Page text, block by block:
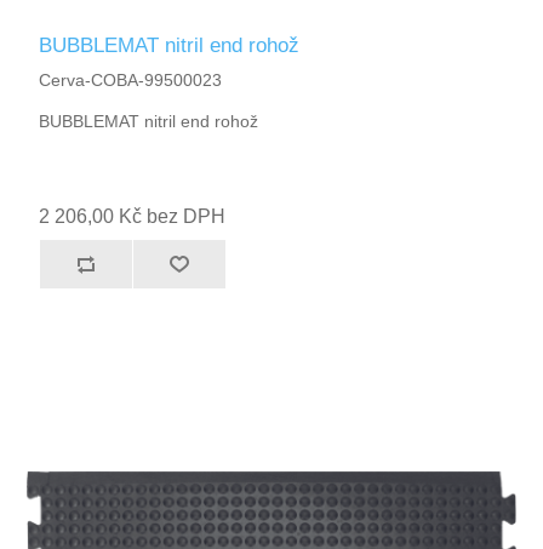
BUBBLEMAT nitril end rohož
Cerva-COBA-99500023
BUBBLEMAT nitril end rohož
2 206,00 Kč bez DPH